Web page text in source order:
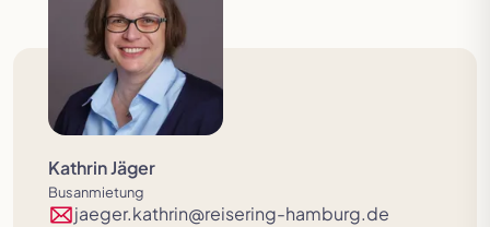
Kathrin Jäger
Busanmietung
jaeger.kathrin@reisering-hamburg.de